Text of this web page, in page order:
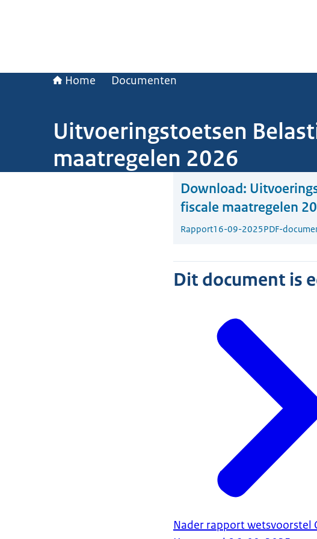
Home Documenten
Uitvoeringstoetsen
maatregelen 2026
Download:
fiscale maatregelen
Rapport16-09-2025PDF-
Dit document is
Nader rapport wetsvoorstel